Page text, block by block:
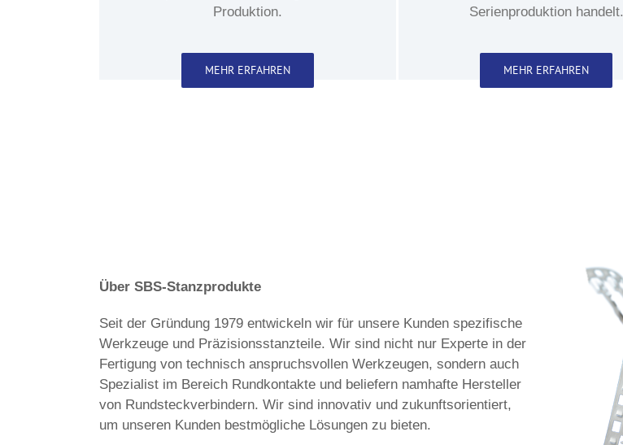
Produktion.
MEHR ERFAHREN
Serienproduktion handelt.
MEHR ERFAHREN
Über SBS-Stanzprodukte
Seit der Gründung 1979 entwickeln wir für unsere Kunden spezifische
Werkzeuge und Präzisionsstanzteile. Wir sind nicht nur Experte in der
Fertigung von technisch anspruchsvollen Werkzeugen, sondern auch
Spezialist im Bereich Rundkontakte und beliefern namhafte Hersteller
von Rundsteckverbindern. Wir sind innovativ und zukunftsorientiert,
um unseren Kunden bestmögliche Lösungen zu bieten.